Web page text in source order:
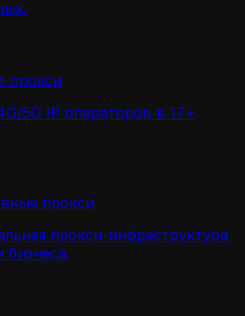
прокси
5G IP операторов в 17+
прокси
прокси-инфраструктура
бизнеса.